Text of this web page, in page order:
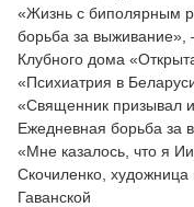
«Жизнь с биполярным
борьба за выживание»,
Клубного дома
«Психиатрия в
«Священник призывал
Ежедневная борьба за
«Мне казалось, что я
Скочиленко,
Гаванской